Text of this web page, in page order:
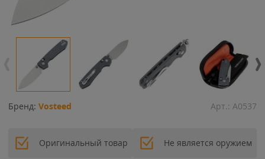
Бренд: Vosteed Арт.: A0537
Оригинальный товар Не является оружием